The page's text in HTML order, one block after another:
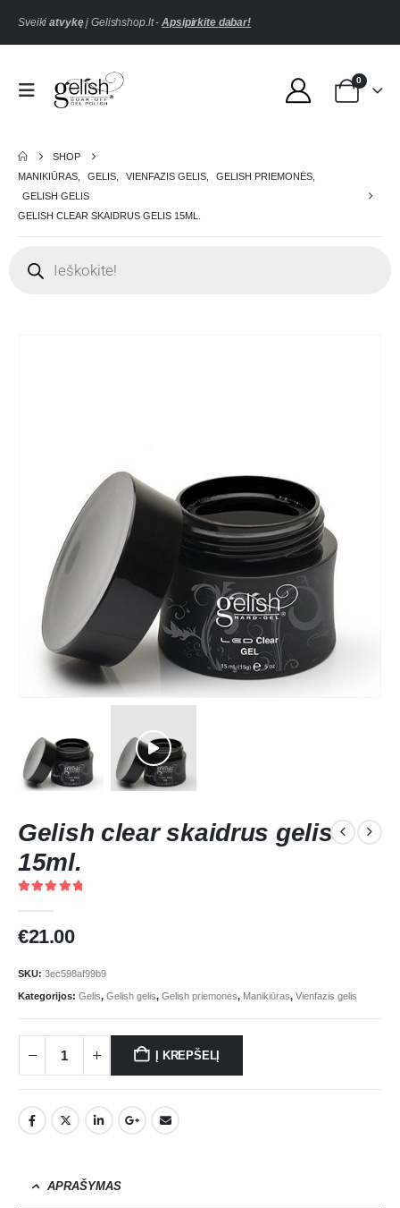
Sveikiatvykęį Gelishshop.lt -Apsipirkite dabar!
0
SHOP
MANIKIŪRAS
GELIS VIENFAZIS GELIS GELISH PRIEMONĖS
GELISH GELIS
GELISH CLEAR SKAIDRUS GELIS 15ML.
Gelish clear skaidrus gelis
15ml.
€21.00
SKU: 3ec598af99b9
Kategorijos: Gelis, Gelish gelis, Gelish priemonės, Manikiūras, Vienfazis gelis
Į KREPŠELĮ
APRAŠYMAS